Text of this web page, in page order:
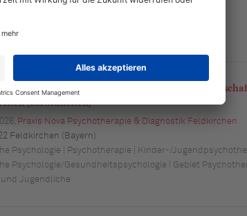
AMEOS Klinikum Bremen
Psychologie | Suchttherapie | Psychiatrie
PsychotherapeutInnen für
(bei München)
Praxis Nova Psychotherapie & Diagnostik Feldkirchen
Feldkirchen (Bayern)
Psychologie | Psychotherapie | Kinder-/
Psychologie/Gesundheitspsychologie | Gebiet
und Jugendliche